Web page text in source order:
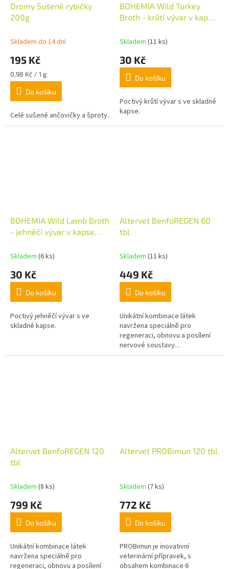
Dromy Sušené rybičky
200g
Skladem do 14 dní
195 Kč
Měrná
cena:
0,98 Kč / 1 g
Do košíku
Celé sušené ančovičky a šproty.
BOHEMIA Wild Turkey
Broth - krůtí vývar v kapse
Skladem (11 ks)
30 Kč
Do košíku
Poctivý krůtí vývar s ve skladné
kapse.
BOHEMIA Wild Lamb Broth
- jehněčí vývar v kapse
Skladem (6 ks)
30 Kč
Do košíku
Poctivý jehněčí vývar s ve
skladné kapse.
Altervet BenfoREGEN 60
tbl
Skladem (11 ks)
449 Kč
Do košíku
Unikátní kombinace látek
navržena speciálně pro
regeneraci, obnovu a posílení
nervové soustavy...
Altervet BenfoREGEN 120
tbl
Skladem (8 ks)
799 Kč
Do košíku
Unikátní kombinace látek
navržena speciálně pro
regeneraci, obnovu a posílení
Altervet PROBimun 120 tbl
Skladem (7 ks)
772 Kč
Do košíku
PROBimun je inovativní
veterinární přípravek, s
obsahem kombinace 6